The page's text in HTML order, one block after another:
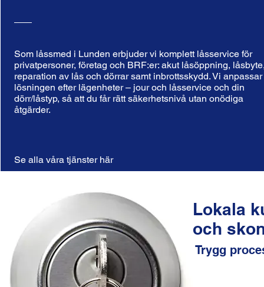
Som låssmed i Lunden erbjuder vi komplett låsservice för
privatpersoner, företag och BRF:er: akut låsöppning,
reparation av lås och dörrar samt inbrottsskydd. Vi anpassar
lösningen efter lägenheter – jour och låsservice och din
dörr/låstyp, så att du får rätt säkerhetsnivå utan onödiga
åtgärder.
Se alla våra tjänster här
Lokala
och
Trygg